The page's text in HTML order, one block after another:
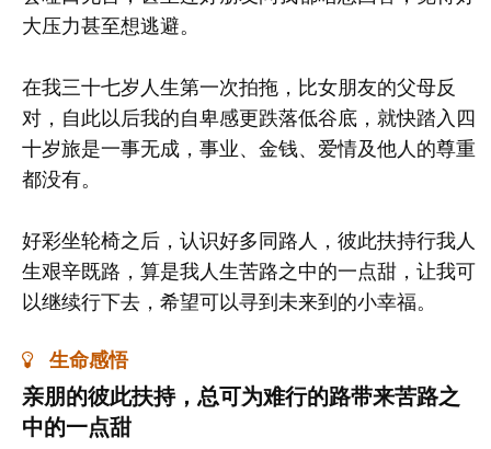
大压力甚至想逃避。
在我三十七岁人生第一次拍拖，比女朋友的父母反
对，自此以后我的自卑感更跌落低谷底，就快踏入四
十岁旅是一事无成，事业、金钱、爱情及他人的尊重
都没有。
好彩坐轮椅之后，认识好多同路人，彼此扶持行我人
生艰辛既路，算是我人生苦路之中的一点甜，让我可
以继续行下去，希望可以寻到未来到的小幸福。
生命感悟
亲朋的彼此扶持，总可为难行的路带来苦路之
中的一点甜